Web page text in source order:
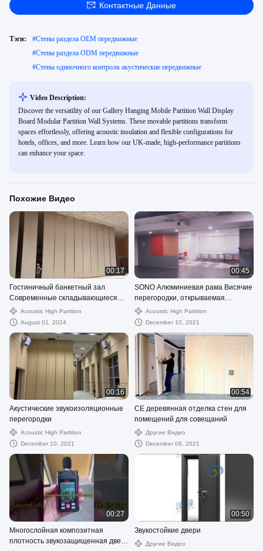
Контактные Данные
Тэги: #Стены раздела OEM передвижные
#Стены раздела ODM передвижные
#Стены одиночного контроля акустические передвижные
Video Description:
Discover the versatility of our Gallery Hanging Mobile Partition Wall Display
Board Modular Partition Wall Systems. These movable partitions transform
spaces effortlessly, offering acoustic insulation and flexible configurations for
hotels, offices, and more. Learn how our UK-made, high-performance partitions
can enhance your space.
Похожие Видео
00:17
Гостиничный банкетный зал
Современные складывающиеся
перегородные стены
Операционные стенные системы
Acoustic High Partition
August 01, 2024
00:45
SONO Алюминиевая рама Висячие
перегородки, открываемая
деревянная перегородка для зала
Acoustic High Partition
December 10, 2021
00:16
Акустические звукоизоляционные
перегородки
Acoustic High Partition
December 10, 2021
00:54
CE деревянная отделка стен для
помещений для совещаний
Другие Видео
December 09, 2021
00:27
Многослойная композитная
плотность звукозащищенная дверь
00:50
Звукостойкие двери
Другие Видео